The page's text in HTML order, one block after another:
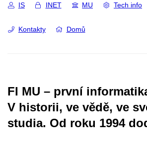
IS INET MU Tech info
Kontakty Domů
FI MU – první
V historii, ve vědě, ve
studia. Od roku 1994